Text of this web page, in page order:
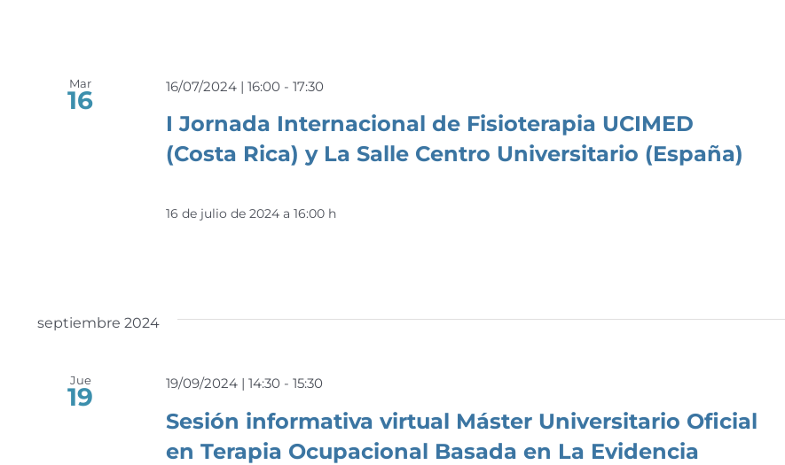
Mar
16
I Jornada Internacional de Fisioterapia UCIMED
(Costa Rica) y La Salle Centro Universitario (España)
16/07/2024 | 16:00 -17:30
16 de julio de 2024 a 16:00 h
septiembre 2024
Jue
19
Sesión informativa virtual Máster Universitario Oficial
en Terapia Ocupacional Basada en La Evidencia
19/09/2024 | 14:30 -15:30